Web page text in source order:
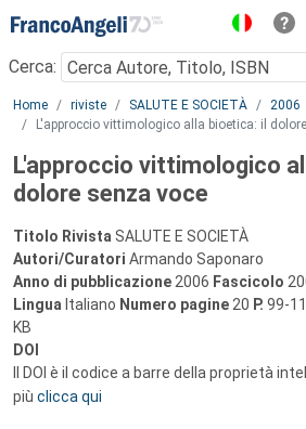
Menu
Cerca:
Main content
Home riviste SALUTE E SOCIETÀ
2006
L'approccio vittimologico alla bioetica: il
L'approccio vittimologico
dolore senza voce
Titolo Rivista SALUTE E SOCIETÀ
Autori/Curatori Armando Saponaro
Anno di pubblicazione 2006 Fascicolo
Lingua Italiano Numero pagine 20 P. 99-
KB
DOI
Il DOI è il codice a barre della proprietà
più clicca qui